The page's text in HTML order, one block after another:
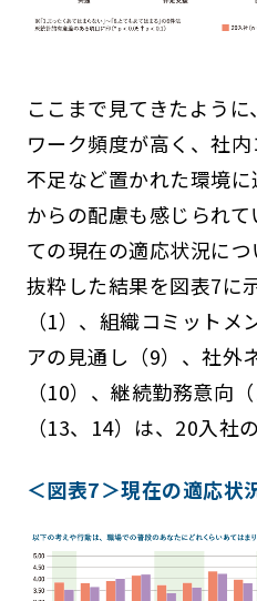
ここまで見てきたよう
ワーク頻度が高く、社
不足など置かれた環境
からの配慮も感じられ
ての現在の適応状況につ
抜粋した結果を図表7に
（1）、組織コミットメ
アの見通し（9）、社外
（10）、継続勤務意向
（13、14）は、20入社
＜図表7＞現在の適応状